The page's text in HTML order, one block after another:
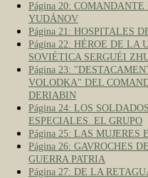
Página 20: COMANDANTE
YUDÁNOV
Página 21: HOSPITALES
Página 22: HÉROE DE LA
SOVIÉTICA SERGUÉI
Página 23:
VOLODKA" DEL
DERIABIN
Página 24: LOS
ESPECIALES. EL GRUPO
Página 25: LAS MUJERES
Página 26: GAVROCHES
GUERRA PATRIA
Página 27: DE LA